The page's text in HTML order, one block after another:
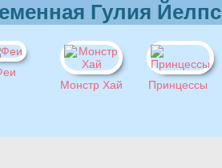
Гулия Йелпс
Монстр Хай
Принцессы